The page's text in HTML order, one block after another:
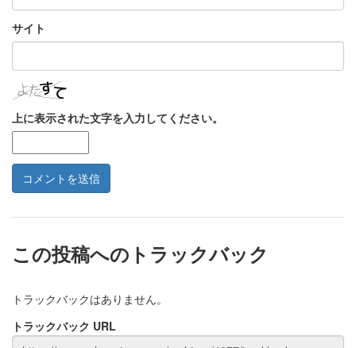
サイト
上に表示された文字を入力してください。
この投稿へのトラックバック
トラックバックはありません。
トラックバック URL